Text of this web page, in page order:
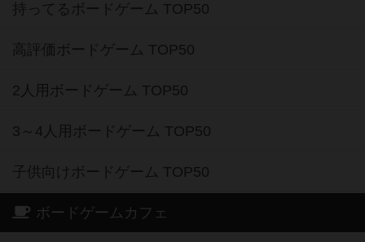
持ってるボードゲーム TOP50
高評価ボードゲーム TOP50
2人用ボードゲーム TOP50
3～4人用ボードゲーム TOP50
子供向けボードゲーム TOP50
ボードゲームカフェ